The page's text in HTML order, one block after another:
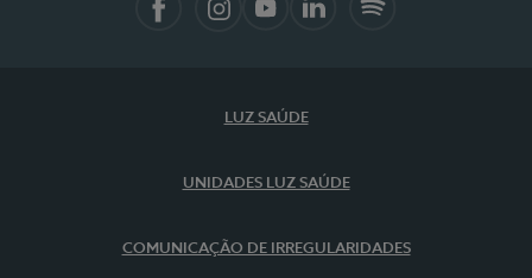
LUZ SAÚDE
UNIDADES LUZ SAÚDE
COMUNICAÇÃO DE IRREGULARIDADES